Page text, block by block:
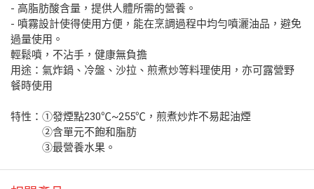
- 高脂肪酸含量，提供人體所需的營養。
- 噴霧設計使得使用方便，能在烹調過程中均勻噴灑油品，避免
過量使用。
輕鬆噴，不沾手，健康無負擔
用途：氣炸鍋、冷盤、沙拉、煎煮炒等料理使用，亦可露營野
餐時使用
特性：①發煙點230℃~255℃，煎煮炒炸不易起油煙
②含單元不飽和脂肪
③最營養水果。